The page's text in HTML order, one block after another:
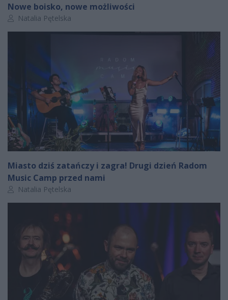
Nowe boisko, nowe możliwości
Autor artykułu:
Natalia Pętelska
Miasto dziś zatańczy i zagra! Drugi dzień Radom
Music Camp przed nami
Autor artykułu:
Natalia Pętelska